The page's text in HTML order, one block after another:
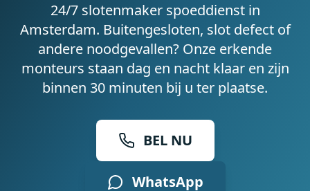
24/7 slotenmaker spoeddienst in
Amsterdam. Buitengesloten, slot defect of
andere noodgevallen? Onze erkende
monteurs staan dag en nacht klaar en zijn
binnen 30 minuten bij u ter plaatse.
BEL NU
WhatsApp